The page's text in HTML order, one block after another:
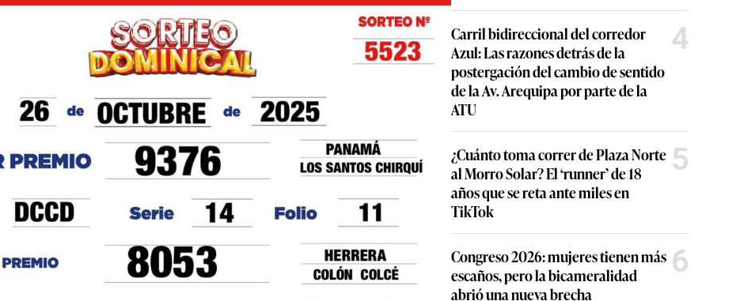
Carril bidireccional del corredor
Azul: Las razones detrás de la
postergación del cambio de sentido
de la Av. Arequipa por parte de la
ATU
4
¿Cuánto toma correr de Plaza Norte
al Morro Solar? El ‘runner’ de 18
años que se reta ante miles en
TikTok
5
Congreso 2026: mujeres tienen más
escaños, pero la bicameralidad
abrió una nueva brecha
6